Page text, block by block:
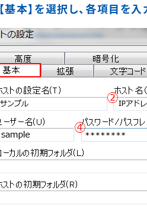
【基本】を選択し、各項目を